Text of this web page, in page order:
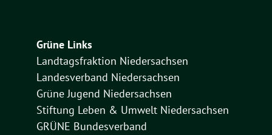
Grüne Links
Landtagsfraktion Niedersachsen
Landesverband Niedersachsen
Grüne Jugend Niedersachsen
Stiftung Leben & Umwelt Niedersachsen
GRÜNE Bundesverband